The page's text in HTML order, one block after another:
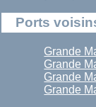
Ports
Grande
Grande
Grande
Grande